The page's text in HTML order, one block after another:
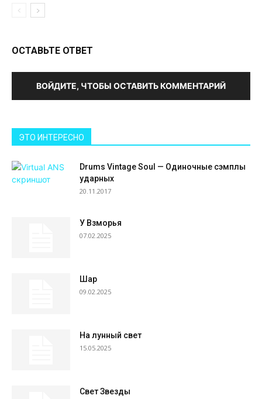
ОСТАВЬТЕ ОТВЕТ
ВОЙДИТЕ, ЧТОБЫ ОСТАВИТЬ КОММЕНТАРИЙ
ЭТО ИНТЕРЕСНО
Drums Vintage Soul — Одиночные сэмплы
ударных
20.11.2017
У Взморья
07.02.2025
Шар
09.02.2025
На лунный свет
15.05.2025
Свет Звезды